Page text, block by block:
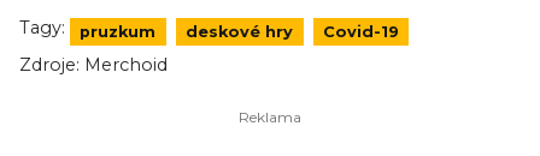
Tagy: pruzkum deskové hry Covid-19
Zdroje: Merchoid